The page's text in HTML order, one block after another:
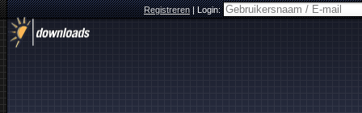
Registreren|Login: